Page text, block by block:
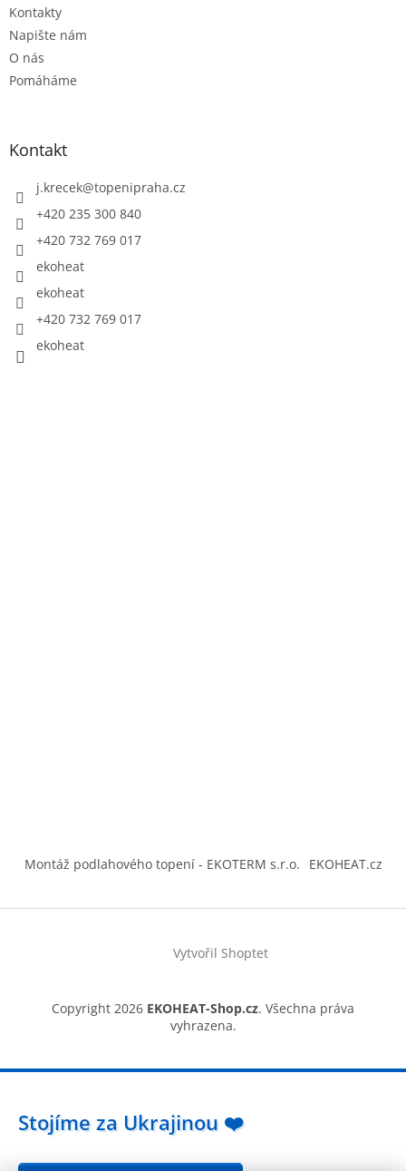
Kontakty
Napište nám
O nás
Pomáháme
Kontakt
j.krecek@topenipraha.cz
+420 235 300 840
+420 732 769 017
ekoheat
ekoheat
+420 732 769 017
ekoheat
Montáž podlahového topení - EKOTERM s.r.o. EKOHEAT.cz
Vytvořil Shoptet
Copyright 2026 EKOHEAT-Shop.cz. Všechna práva
vyhrazena.
Stojíme za Ukrajinou ❤️